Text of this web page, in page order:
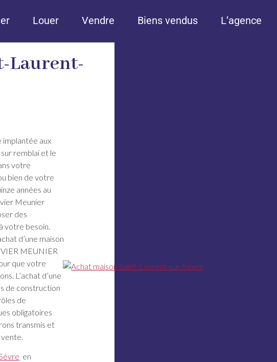
Louer Vendre Biens vendus L’agence
Laurent-
implantée aux
remblai et le
votre
bien de votre
années au
Meunier
des
votre besoin.
d’une maison
MEUNIER
que votre
L’achat d’une
de construction
de
obligatoires
transmis et
en